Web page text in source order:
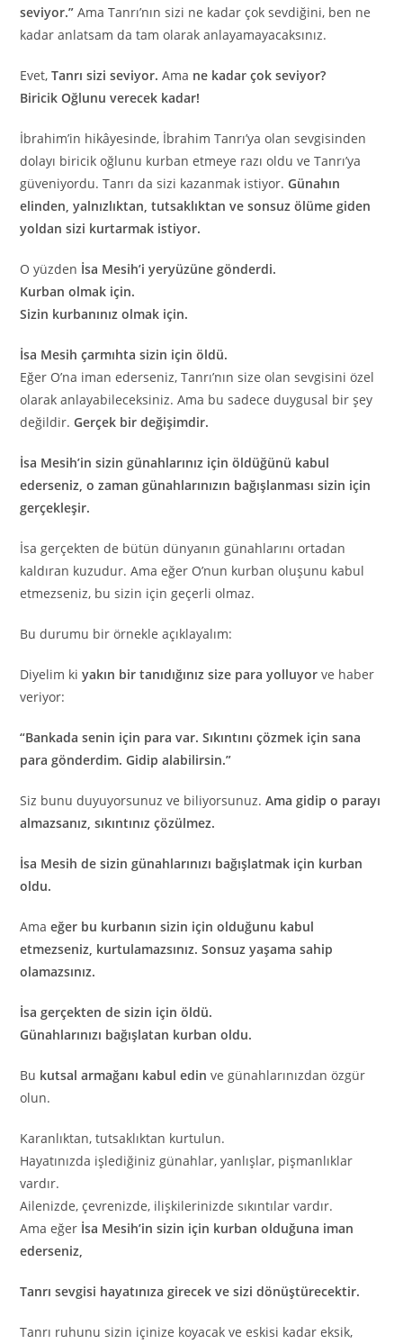
seviyor.” Ama Tanrı’nın sizi ne kadar çok sevdiğini, ben ne
kadar anlatsam da tam olarak anlayamayacaksınız.
Evet,Tanrı sizi seviyor. Ama ne kadar çok seviyor?
Biricik Oğlunu verecek kadar!
İbrahim’in hikâyesinde, İbrahim Tanrı’ya olan sevgisinden
dolayı biricik oğlunu kurban etmeye razı oldu ve Tanrı’ya
güveniyordu. Tanrı da sizi kazanmak istiyor.Günahın
elinden, yalnızlıktan, tutsaklıktan ve sonsuz ölüme giden
yoldan sizi kurtarmak istiyor.
O yüzden İsa Mesih’i yeryüzüne gönderdi.
Kurban olmak için.
Sizin kurbanınız olmak için.
İsa Mesih çarmıhta sizin için öldü.
Eğer O’na iman ederseniz, Tanrı’nın size olan sevgisini özel
olarak anlayabileceksiniz. Ama bu sadece duygusal bir şey
değildir.Gerçek bir değişimdir.
İsa Mesih’in sizin günahlarınız için öldüğünü kabul
ederseniz, o zaman günahlarınızın bağışlanması sizin için
gerçekleşir.
İsa gerçekten de bütün dünyanın günahlarını ortadan
kaldıran kuzudur. Ama eğer O’nun kurban oluşunu kabul
etmezseniz, bu sizin için geçerli olmaz.
Bu durumu bir örnekle açıklayalım:
Diyelim kiyakın bir tanıdığınız size para yolluyor ve haber
veriyor:
“Bankada senin için para var. Sıkıntını çözmek için sana
para gönderdim. Gidip alabilirsin.”
Siz bunu duyuyorsunuz ve biliyorsunuz.Ama gidip o parayı
almazsanız, sıkıntınız çözülmez.
İsa Mesih de sizin günahlarınızı bağışlatmak için kurban
oldu.
Amaeğer bu kurbanın sizin için olduğunu kabul
etmezseniz, kurtulamazsınız. Sonsuz yaşama sahip
olamazsınız.
İsa gerçekten de sizin için öldü.
Günahlarınızı bağışlatan kurban oldu.
Bu kutsal armağanı kabul edin ve günahlarınızdan özgür
olun.
Karanlıktan, tutsaklıktan kurtulun.
Hayatınızda işlediğiniz günahlar, yanlışlar, pişmanlıklar
vardır.
Ailenizde, çevrenizde, ilişkilerinizde sıkıntılar vardır.
Ama eğer İsa Mesih’in sizin için kurban olduğuna iman
ederseniz,
Tanrı sevgisi hayatınıza girecek ve sizi dönüştürecektir.
Tanrı ruhunu sizin içinize koyacak ve eskisi kadar eksik,